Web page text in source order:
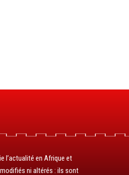
l’actualité en Afrique et
ni altérés : ils sont